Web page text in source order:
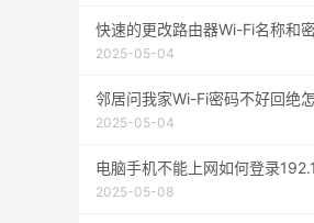
快速的更改路由器Wi-Fi名称和
2025-05-04
邻居问我家Wi-Fi密码不好回绝
2025-05-04
电脑手机不能上网如何登录
2025-05-08